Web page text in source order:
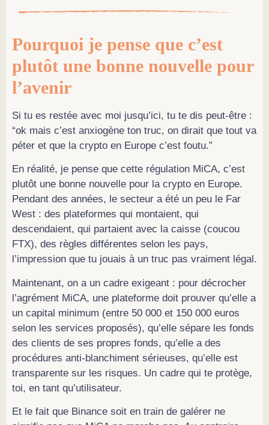
Pourquoi je pense que c’est
plutôt une bonne nouvelle pour
l’avenir
Si tu es restée avec moi jusqu’ici, tu te dis peut-être :
“ok mais c’est anxiogène ton truc, on dirait que tout va
péter et que la crypto en Europe c’est foutu.”
En réalité, je pense que cette régulation MiCA, c’est
plutôt une bonne nouvelle pour la crypto en Europe.
Pendant des années, le secteur a été un peu le Far
West : des plateformes qui montaient, qui
descendaient, qui partaient avec la caisse (coucou
FTX), des règles différentes selon les pays,
l’impression que tu jouais à un truc pas vraiment légal.
Maintenant, on a un cadre exigeant : pour décrocher
l’agrément MiCA, une plateforme doit prouver qu’elle a
un capital minimum (entre 50 000 et 150 000 euros
selon les services proposés), qu’elle sépare les fonds
des clients de ses propres fonds, qu’elle a des
procédures anti-blanchiment sérieuses, qu’elle est
transparente sur les risques. Un cadre qui te protège,
toi, en tant qu’utilisateur.
Et le fait que Binance soit en train de galérer ne